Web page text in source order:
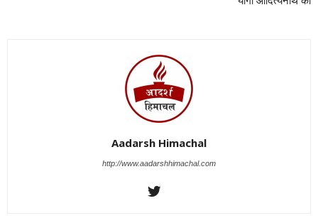
Aadarsh Himachal
http://www.aadarshhimachal.com